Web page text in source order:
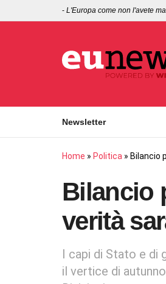
- L'Europa come non l'avete
Newsletter
Home » Politica » Bilancio
Bilancio
verità
I capi di Stato e di
il vertice di